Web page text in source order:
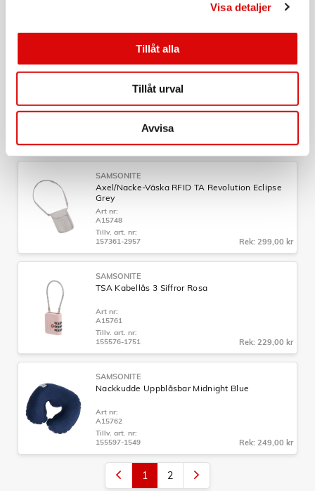
Visa detaljer
Tillåt alla
Tillåt urval
Avvisa
Tillv. art. nr:
SAMSONITE
Midjeväska RFID-Skyddad TA Revolution Eclipse
Art nr:
SAMSONITE
Axel/Nacke-Väska RFID TA Revolution Eclipse
Grey
Art nr:
A15748
Tillv. art. nr:
157361-2957
Rek: 299,00 kr
SAMSONITE
TSA Kabellås 3 Siffror Rosa
Art nr:
A15761
Tillv. art. nr:
155576-1751
Rek: 229,00 kr
SAMSONITE
Nackkudde Uppblåsbar Midnight Blue
Art nr:
A15762
Tillv. art. nr:
155597-1549
Rek: 249,00 kr
1 2